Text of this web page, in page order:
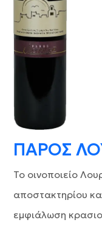
ΠΑΡΟΣ
Το οινοποιείο
αποστακτηρίου
εμφιάλωση